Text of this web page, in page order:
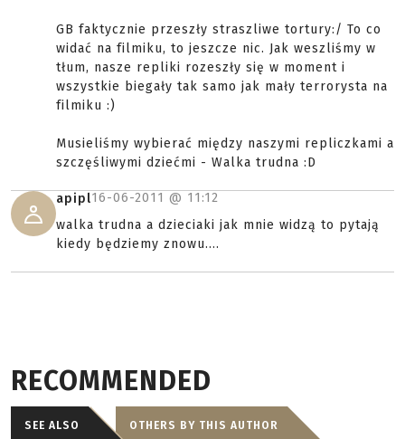
GB faktycznie przeszły straszliwe tortury:/ To co
widać na filmiku, to jeszcze nic. Jak weszliśmy w
tłum, nasze repliki rozeszły się w moment i
wszystkie biegały tak samo jak mały terrorysta na
filmiku :)
Musieliśmy wybierać między naszymi repliczkami a
szczęśliwymi dziećmi - Walka trudna :D
apipl16-06-2011 @ 11:12
walka trudna a dzieciaki jak mnie widzą to pytają
kiedy będziemy znowu....
RECOMMENDED
SEE ALSO OTHERS BY THIS AUTHOR